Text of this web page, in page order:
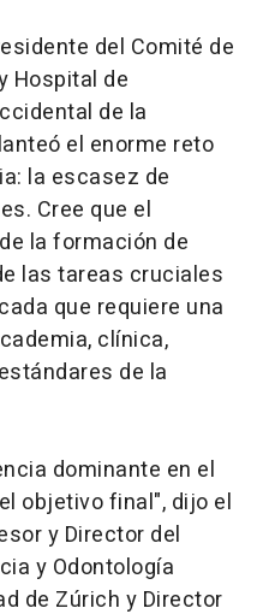
del Comité de
Hospital de
de la
el enorme reto
la escasez de
Cree que el
la formación de
las tareas cruciales
que requiere una
clínica,
de la
dominante en el
objetivo final", dijo el
y Director del
y Odontología
de Zúrich y Director